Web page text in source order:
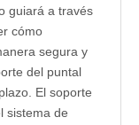
guiará a través
cómo
segura y
del puntal
El soporte
sistema de